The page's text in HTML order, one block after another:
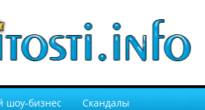
шоу-бизнес Скандалы